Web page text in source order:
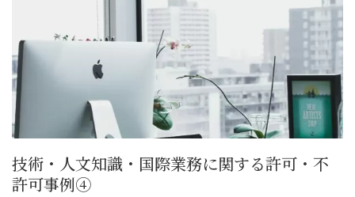
技術・人文知識・国際業務に関する許可・不
許可事例④